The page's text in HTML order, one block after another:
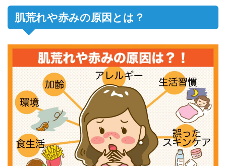
肌荒れや赤みの原因とは？